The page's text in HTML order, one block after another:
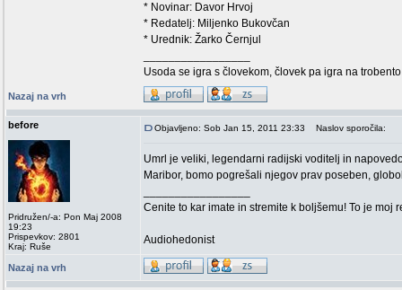
* Novinar: Davor Hrvoj
* Redatelj: Miljenko Bukovčan
* Urednik: Žarko Černjul
Usoda se igra s človekom, človek pa igra na
Nazaj na vrh
before
Pridružen/-a: Pon Maj 2008
19:23
Prispevkov: 2801
Kraj: Ruše
Objavljeno: Sob Jan 15, 2011 23:33 Naslov sporočila:
Umrl je veliki, legendarni radijski voditelj in
Maribor, bomo pogrešali njegov prav poseben,
Cenite to kar imate in stremite k boljšemu! To je moj
Audiohedonist
Nazaj na vrh